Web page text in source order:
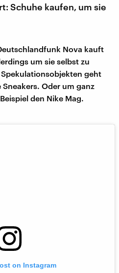
Schuhe kaufen, um sie
Nova kauft
um sie selbst zu
geht
Oder um ganz
den Nike Mag.
on Instagram